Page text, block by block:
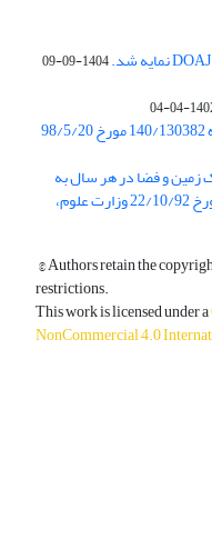
1404-09-09
1402-
نشریه فیزیک زمین و فضا در هر سال به
زبان انگلیسی در جلسه کار گروه علوم پایه مورخ 22/10/92 وزارت علوم،
© Authors retain the
restrictions.
This work is licensed under a
NonCommercial 4.0